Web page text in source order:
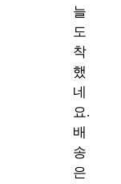
늘
도
착
했
네
요.
배
송
은